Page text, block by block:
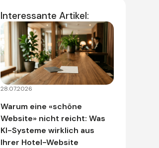
Interessante Artikel:
28.07.2026
Warum eine «schöne
Website» nicht reicht: Was
KI-Systeme wirklich aus
Ihrer Hotel-Website